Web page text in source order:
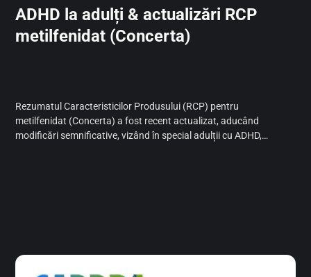
ADHD la adulți & actualizări RCP
metilfenidat (Concerta)
Rezumatul Caracteristicilor Produsului (RCP) pentru
metilfenidat (Concerta) a fost recent actualizat, aducând
modificări semnificative, vizând în special adulții cu ADHD,